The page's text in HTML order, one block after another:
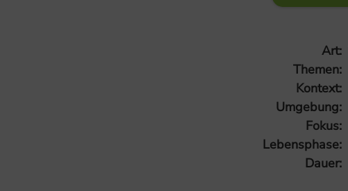
Art:
Themen:
Kontext:
Umgebung:
Fokus:
Lebensphase:
Dauer: